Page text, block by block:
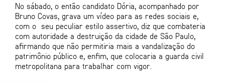
No sábado, o então candidato Dória, acompanhado por
Bruno Covas, grava um vídeo para as redes sociais e,
com o seu peculiar estilo assertivo, diz que combateria
com autoridade a destruição da cidade de São Paulo,
afirmando que não permitiria mais a vandalização do
patrimônio público e, enfim, que colocaria a guarda civil
metropolitana para trabalhar com vigor.